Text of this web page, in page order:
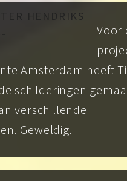
HENDRIKS
Voor
Amsterdam heeft
schilderingen
verschillende
Geweldig.